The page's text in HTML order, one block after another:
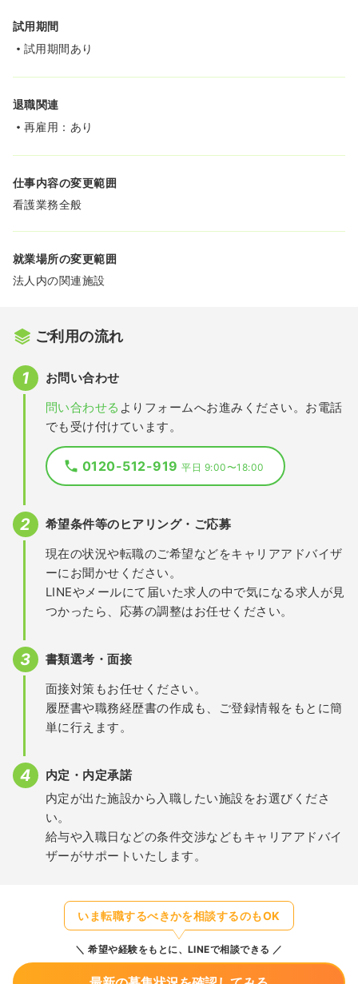
試用期間
試用期間あり
退職関連
再雇用：あり
仕事内容の変更範囲
看護業務全般
就業場所の変更範囲
法人内の関連施設
ご利用の流れ
お問い合わせ
問い合わせる よりフォームへお進みください。お電話
でも受け付けています。
0120-512-919平日 9:00〜18:00
希望条件等のヒアリング・ご応募
現在の状況や転職のご希望などをキャリアアドバイザ
ーにお聞かせください。
LINEやメールにて届いた求人の中で気になる求人が見
つかったら、応募の調整はお任せください。
書類選考・面接
面接対策もお任せください。
履歴書や職務経歴書の作成も、ご登録情報をもとに簡
単に行えます。
内定・内定承諾
内定が出た施設から入職したい施設をお選びくださ
い。
給与や入職日などの条件交渉などもキャリアアドバイ
ザーがサポートいたします。
いま転職するべきかを相談するのもOK
希望や経験をもとに、LINEで相談できる